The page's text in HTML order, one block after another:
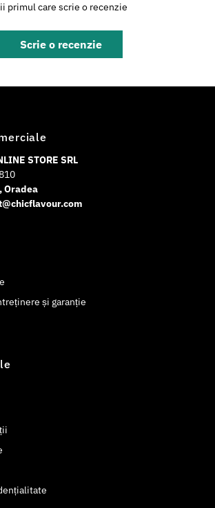
primul care scrie o recenzie
Scrie o recenzie
STORE SRL
Oradea
și garanție